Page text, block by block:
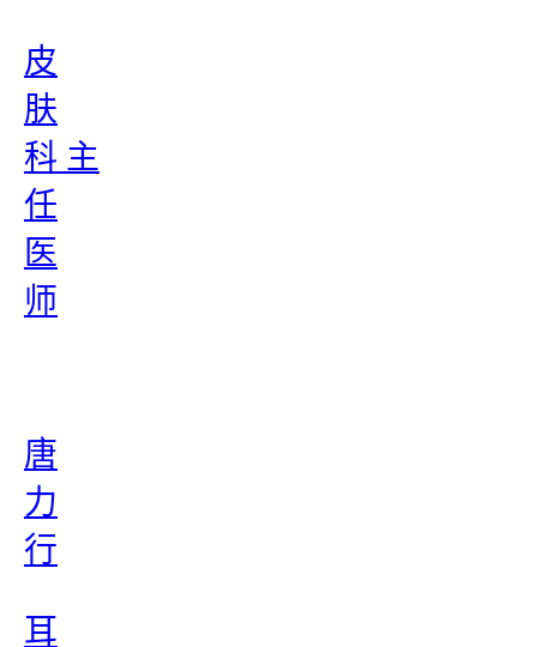
皮
肤
科 主
任
医
师
唐
力
行
耳